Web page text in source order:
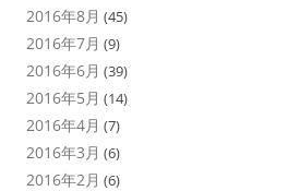
2016年8月 (45)
2016年7月 (9)
2016年6月 (39)
2016年5月 (14)
2016年4月 (7)
2016年3月 (6)
2016年2月 (6)